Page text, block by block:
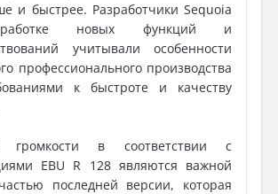
и быстрее. Разработчики Sequoia
новых функций и
учитывали особенности
профессионального производства
к быстроте и качеству
громкости в соответствии с
EBU R 128 являются важной
последней версии, которая